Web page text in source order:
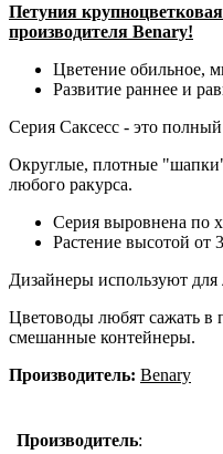
Петуния
производителя Benary!
Цветение обильное,
Развитие раннее и
Серия Саксесс - это
Округлые, плотные
любого ракурса.
Серия выровнена по
Растение высотой от
Дизайнеры используют
Цветоводы любят сажать
смешанные контейнеры.
Производитель: Benary
Производитель: